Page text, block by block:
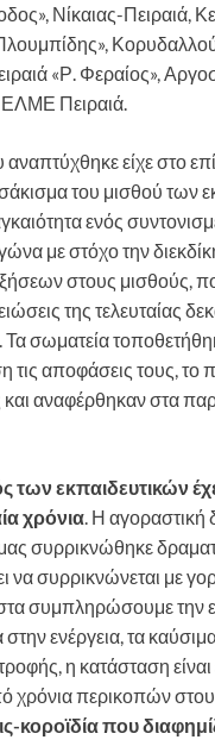
Νίκαιας-Πειραιά,
«Ρ. Φεραίος»,
ΕΛΜΕ Πειραιά.
είχε στο
του μισθού των
ενός
με στόχο την
στους μισθούς,
της τελευταίας
Τα σωματεία
αποφάσεις τους, το
και αναφέρθηκαν στα
των εκπαιδευτικών
χρόνια. Η αγοραστική
συρρικνώθηκε
να συρρικνώνεται με
συμπληρώσουμε την
στην ενέργεια, τα
η κατάσταση είναι
χρόνια περικοπών
κοροϊδία που